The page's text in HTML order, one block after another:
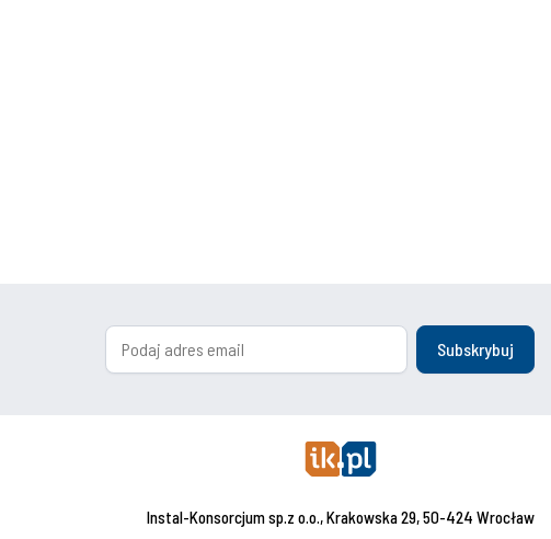
Subskrybuj
Instal-Konsorcjum sp.z o.o., Krakowska 29, 50-424 Wrocław